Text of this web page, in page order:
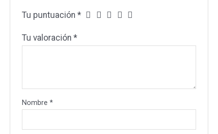
Tu puntuación*
Tu valoración*
Nombre*